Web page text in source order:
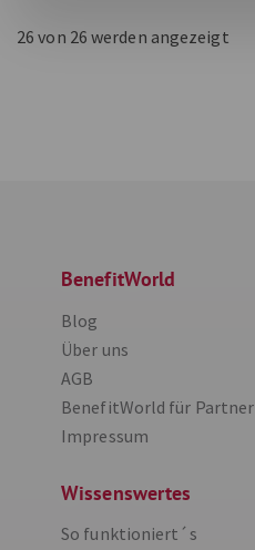
26 von 26 werden angezeigt
BenefitWorld
Blog
Über uns
AGB
BenefitWorld für Partner
Impressum
Wissenswertes
So funktioniert´s